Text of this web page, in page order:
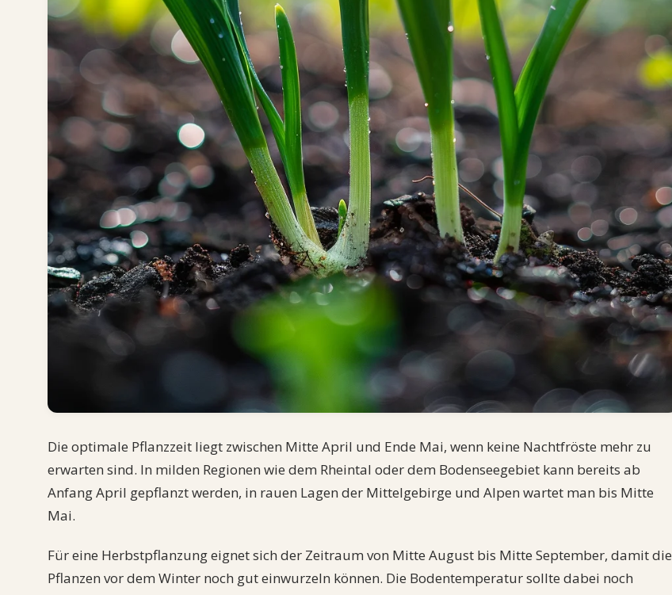
Die optimale Pflanzzeit liegt zwischen Mitte April und Ende Mai, wenn keine Nachtfröste mehr zu
erwarten sind. In milden Regionen wie dem Rheintal oder dem Bodenseegebiet kann bereits ab
Anfang April gepflanzt werden, in rauen Lagen der Mittelgebirge und Alpen wartet man bis Mitte
Mai.
Für eine Herbstpflanzung eignet sich der Zeitraum von Mitte August bis Mitte September, damit die
Pflanzen vor dem Winter noch gut einwurzeln können. Die Bodentemperatur sollte dabei noch